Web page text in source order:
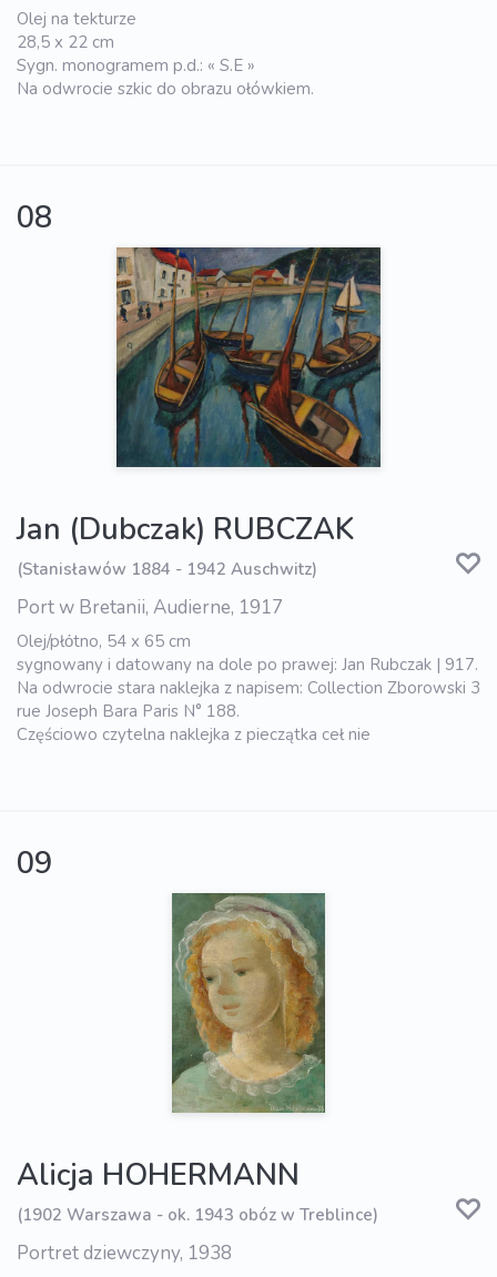
Olej na tekturze
28,5 x 22 cm
Sygn. monogramem p.d.: « S.E »
Na odwrocie szkic do obrazu ołówkiem.
08
Jan (Dubczak) RUBCZAK
(Stanisławów 1884 - 1942 Auschwitz)
Port w Bretanii, Audierne, 1917
Olej/płόtno, 54 x 65 cm
sygnowany i datowany na dole po prawej: Jan Rubczak | 917.
Na odwrocie stara naklejka z napisem: Collection Zborowski 3
rue Joseph Bara Paris N° 188.
Częściowo czytelna naklejka z pieczątka ceł nie
09
Alicja HOHERMANN
(1902 Warszawa - ok. 1943 obóz w Treblince)
Portret dziewczyny, 1938